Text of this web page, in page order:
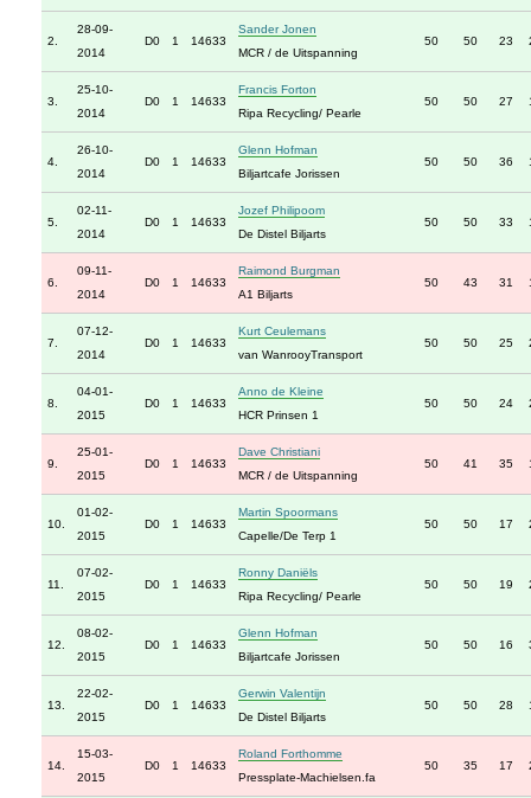
2.
28-09-
2014
D0 1 14633
Sander Jonen
MCR / de Uitspanning
50 50 23
3.
25-10-
2014
D0 1 14633
Francis Forton
Ripa Recycling/ Pearle
50 50 27
4.
26-10-
2014
D0 1 14633
Glenn Hofman
Biljartcafe Jorissen
50 50 36
5.
02-11-
2014
D0 1 14633
Jozef Philipoom
De Distel Biljarts
50 50 33
6.
09-11-
2014
D0 1 14633
Raimond Burgman
A1 Biljarts
50 43 31
7.
07-12-
2014
D0 1 14633
Kurt Ceulemans
van WanrooyTransport
50 50 25
8.
04-01-
2015
D0 1 14633
Anno de Kleine
HCR Prinsen 1
50 50 24
9.
25-01-
2015
D0 1 14633
Dave Christiani
MCR / de Uitspanning
50 41 35
10.
01-02-
2015
D0 1 14633
Martin Spoormans
Capelle/De Terp 1
50 50 17
11.
07-02-
2015
D0 1 14633
Ronny Daniëls
Ripa Recycling/ Pearle
50 50 19
12.
08-02-
2015
D0 1 14633
Glenn Hofman
Biljartcafe Jorissen
50 50 16
13.
22-02-
2015
D0 1 14633
Gerwin Valentijn
De Distel Biljarts
50 50 28
14.
15-03-
2015
D0 1 14633
Roland Forthomme
Pressplate-Machielsen.fa
50 35 17